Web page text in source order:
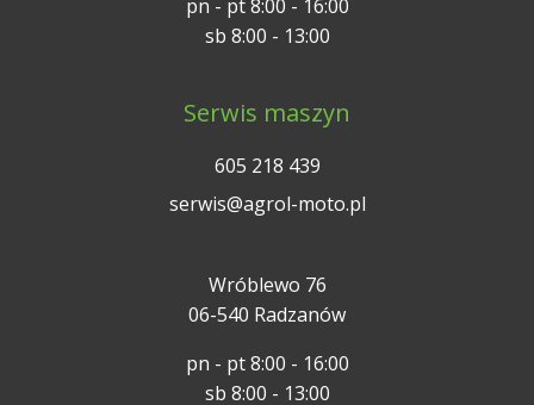
pn - pt 8:00 - 16:00
sb 8:00 - 13:00
Serwis maszyn
605 218 439
serwis@agrol-moto.pl
Wróblewo 76
06-540 Radzanów
pn - pt 8:00 - 16:00
sb 8:00 - 13:00